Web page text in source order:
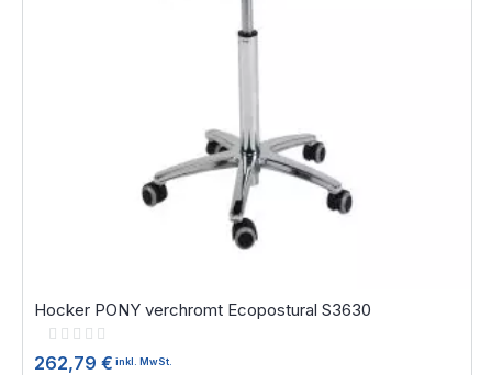
Hocker PONY verchromt Ecopostural S3630
Rating:
262,79 € inkl. MwSt.